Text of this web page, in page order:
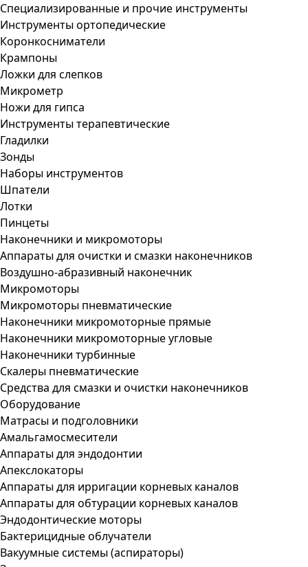
Специализированные и прочие инструменты
Инструменты ортопедические
Коронкосниматели
Крампоны
Ложки для слепков
Микрометр
Ножи для гипса
Инструменты терапевтические
Гладилки
Зонды
Наборы инструментов
Шпатели
Лотки
Пинцеты
Наконечники и микромоторы
Аппараты для очистки и смазки наконечников
Воздушно-абразивный наконечник
Микромоторы
Микромоторы пневматические
Наконечники микромоторные прямые
Наконечники микромоторные угловые
Наконечники турбинные
Скалеры пневматические
Средства для смазки и очистки наконечников
Оборудование
Матрасы и подголовники
Амальгамосмесители
Аппараты для эндодонтии
Апекслокаторы
Аппараты для ирригации корневых каналов
Аппараты для обтурации корневых каналов
Эндодонтические моторы
Бактерицидные облучатели
Вакуумные системы (аспираторы)